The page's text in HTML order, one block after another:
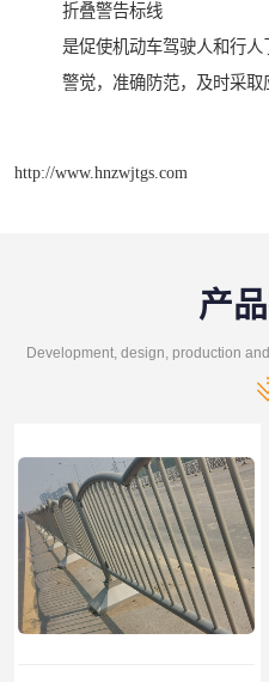
折叠警告标线
是促使机动车驾驶人和行
警觉，准确防范，及时采取
http://www.hnzwjtgs.com
产